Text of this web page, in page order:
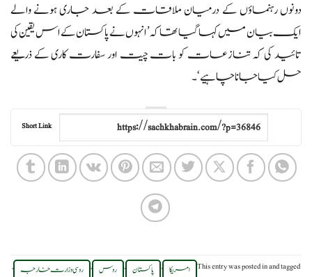
دونوں رہنماؤں کے درمیان ملاقات کے بعد جاری ہونے والے
ایک بیان میں کہا گیا تھا کہ ’انہوں نے پاکستان کے اس یقین کی
تائید کی کہ تنازعات کو بات چیت اور سفارت کاری کے ذریعے
حل کیا جانا چاہیے‘۔
Short Link
This entry was posted inand tagged امریکا , پاکستان , روس , روسی وزارت خارجہ ,